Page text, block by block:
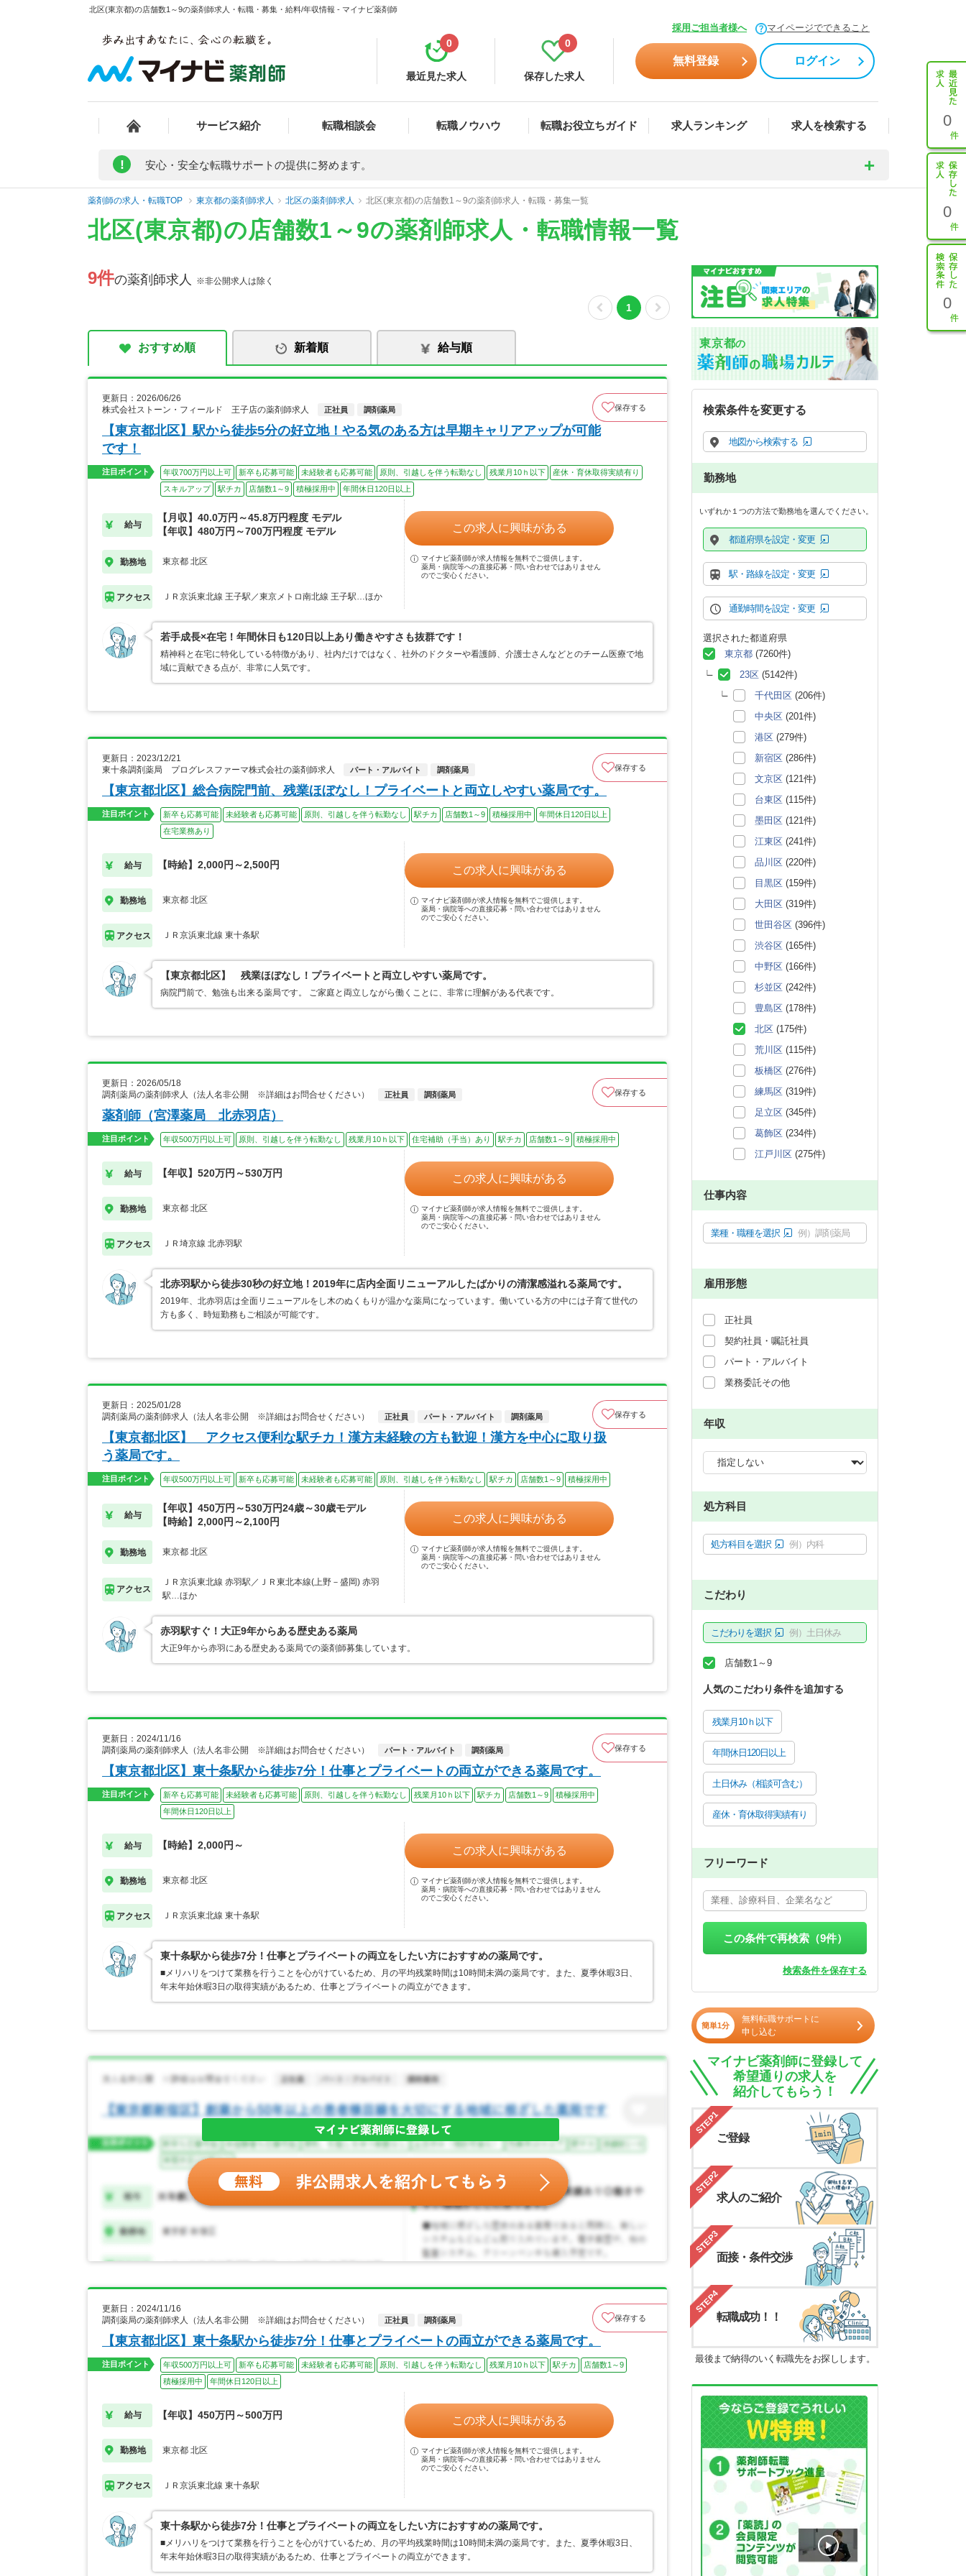
北区(東京都)の店舗数1～9の薬剤師求人・転職・募集・給料/年収情報 - マイナビ薬剤師
採用ご担当者様へ マイページでできること
最近見た求人
0
保存した求人
0
無料登録 ログイン
サービス紹介 転職相談会 転職ノウハウ 転職お役立ちガイド 求人ランキング 求人を検索する 0
0
0
! 安心・安全な転職サポートの提供に努めます。
薬剤師の求人・転職TOP 東京都の薬剤師求人 北区の薬剤師求人 北区(東京都)の店舗数1～9の薬剤師求人・転職・募集一覧
北区(東京都)の店舗数1～9の薬剤師求人・転職情報一覧
9件の薬剤師求人 ※非公開求人は除く
1
おすすめ順 新着順 給与順
更新日：2026/06/26
株式会社ストーン・フィールド 王子店の薬剤師求人
正社員 調剤薬局 保存する
【東京都北区】駅から徒歩5分の好立地！やる気のある方は早期キャリアアップが可能
です！
注目ポイント 年収700万円以上可 新卒も応募可能 未経験者も応募可能 原則、引越しを伴う転勤なし 残業月10ｈ以下
産休・育休取得実績有り
スキルアップ
駅チカ 店舗数1～9 積極採用中 年間休日120日以上
給与
【月収】40.0万円～45.8万円程度 モデル
【年収】480万円～700万円程度 モデル
勤務地 東京都 北区
アクセス ＪＲ京浜東北線 王子駅／東京メトロ南北線 王子駅…ほか
この求人に興味がある
マイナビ薬剤師が求人情報を無料でご提供します。
薬局・病院等への直接応募・問い合わせではありません
のでご安心ください。
若手成長×在宅！年間休日も120日以上あり働きやすさも抜群です！
精神科と在宅に特化している特徴があり、社内だけではなく、社外のドクターや看護師、介護士さんなどとのチーム医療で地
域に貢献できる点が、非常に人気です。
更新日：2023/12/21
東十条調剤薬局 プログレスファーマ株式会社の薬剤師求人
パート・アルバイト 調剤薬局 保存する
【東京都北区】総合病院門前、残業ほぼなし！プライベートと両立しやすい薬局です。
注目ポイント 新卒も応募可能 未経験者も応募可能 原則、引越しを伴う転勤なし 駅チカ 店舗数1～9 積極採用中
年間休日120日以上
在宅業務あり
給与 【時給】2,000円～2,500円
勤務地 東京都 北区
アクセス ＪＲ京浜東北線 東十条駅
この求人に興味がある
マイナビ薬剤師が求人情報を無料でご提供します。
薬局・病院等への直接応募・問い合わせではありません
のでご安心ください。
【東京都北区】 残業ほぼなし！プライベートと両立しやすい薬局です。
病院門前で、勉強も出来る薬局です。 ご家庭と両立しながら働くことに、非常に理解がある代表です。
更新日：2026/05/18
調剤薬局の薬剤師求人（法人名非公開 ※詳細はお問合せください）
正社員 調剤薬局 保存する
薬剤師（宮澤薬局 北赤羽店）
注目ポイント 年収500万円以上可 原則、引越しを伴う転勤なし 残業月10ｈ以下 住宅補助（手当）あり 駅チカ 店舗数1～9 積極採用中
給与 【年収】520万円～530万円
勤務地 東京都 北区
アクセス ＪＲ埼京線 北赤羽駅
この求人に興味がある
マイナビ薬剤師が求人情報を無料でご提供します。
薬局・病院等への直接応募・問い合わせではありません
のでご安心ください。
北赤羽駅から徒歩30秒の好立地！2019年に店内全面リニューアルしたばかりの清潔感溢れる薬局です。
2019年、北赤羽店は全面リニューアルをし木のぬくもりが温かな薬局になっています。働いている方の中には子育て世代の
方も多く、時短勤務もご相談が可能です。
更新日：2025/01/28
調剤薬局の薬剤師求人（法人名非公開 ※詳細はお問合せください）
正社員 パート・アルバイト 調剤薬局 保存する
【東京都北区】 アクセス便利な駅チカ！漢方未経験の方も歓迎！漢方を中心に取り扱
う薬局です。
注目ポイント 年収500万円以上可 新卒も応募可能 未経験者も応募可能 原則、引越しを伴う転勤なし 駅チカ 店舗数1～9 積極採用中
給与
【年収】450万円～530万円24歳～30歳モデル
【時給】2,000円～2,100円
勤務地 東京都 北区
アクセス
ＪＲ京浜東北線 赤羽駅／ＪＲ東北本線(上野－盛岡) 赤羽
駅…ほか
この求人に興味がある
マイナビ薬剤師が求人情報を無料でご提供します。
薬局・病院等への直接応募・問い合わせではありません
のでご安心ください。
赤羽駅すぐ！大正9年からある歴史ある薬局
大正9年から赤羽にある歴史ある薬局での薬剤師募集しています。
更新日：2024/11/16
調剤薬局の薬剤師求人（法人名非公開 ※詳細はお問合せください）
パート・アルバイト 調剤薬局 保存する
【東京都北区】東十条駅から徒歩7分！仕事とプライベートの両立ができる薬局です。
注目ポイント 新卒も応募可能 未経験者も応募可能 原則、引越しを伴う転勤なし 残業月10ｈ以下 駅チカ 店舗数1～9
積極採用中
年間休日120日以上
給与 【時給】2,000円～
勤務地 東京都 北区
アクセス ＪＲ京浜東北線 東十条駅
この求人に興味がある
マイナビ薬剤師が求人情報を無料でご提供します。
薬局・病院等への直接応募・問い合わせではありません
のでご安心ください。
東十条駅から徒歩7分！仕事とプライベートの両立をしたい方におすすめの薬局です。
■メリハリをつけて業務を行うことを心がけているため、月の平均残業時間は10時間未満の薬局です。また、夏季休暇3日、
年末年始休暇3日の取得実績があるため、仕事とプライベートの両立ができます。
更新日：2024/11/16
調剤薬局の薬剤師求人（法人名非公開 ※詳細はお問合せください）
正社員 調剤薬局 保存する
【東京都北区】東十条駅から徒歩7分！仕事とプライベートの両立ができる薬局です。
注目ポイント 年収500万円以上可 新卒も応募可能 未経験者も応募可能 原則、引越しを伴う転勤なし 残業月10ｈ以下 駅チカ
店舗数1～9
積極採用中
年間休日120日以上
給与 【年収】450万円～500万円
勤務地 東京都 北区
アクセス ＪＲ京浜東北線 東十条駅
この求人に興味がある
マイナビ薬剤師が求人情報を無料でご提供します。
薬局・病院等への直接応募・問い合わせではありません
のでご安心ください。
東十条駅から徒歩7分！仕事とプライベートの両立をしたい方におすすめの薬局です。
■メリハリをつけて業務を行うことを心がけているため、月の平均残業時間は10時間未満の薬局です。また、夏季休暇3日、
年末年始休暇3日の取得実績があるため、仕事とプライベートの両立ができます。
東京都の
検索条件を変更する
地図から検索する
勤務地
いずれか１つの方法で勤務地を選んでください。
都道府県を設定・変更
駅・路線を設定・変更
通勤時間を設定・変更
選択された都道府県
東京都 (7260件)
23区 (5142件)
千代田区 (206件)
中央区 (201件)
港区 (279件)
新宿区 (286件)
文京区 (121件)
台東区 (115件)
墨田区 (121件)
江東区 (241件)
品川区 (220件)
目黒区 (159件)
大田区 (319件)
世田谷区 (396件)
渋谷区 (165件)
中野区 (166件)
杉並区 (242件)
豊島区 (178件)
北区 (175件)
荒川区 (115件)
板橋区 (276件)
練馬区 (319件)
足立区 (345件)
葛飾区 (234件)
江戸川区 (275件)
仕事内容
業種・職種を選択 例）調剤薬局
雇用形態
正社員
契約社員・嘱託社員
パート・アルバイト
業務委託その他
年収
処方科目
処方科目を選択 例）内科
こだわり
こだわりを選択 例）土日休み
店舗数1～9
人気のこだわり条件を追加する
残業月10ｈ以下
年間休日120日以上
土日休み（相談可含む）
産休・育休取得実績有り
フリーワード
この条件で再検索（9件）
検索条件を保存する
簡単1分
無料転職サポートに
申し込む
マイナビ薬剤師に登録して
希望通りの求人を
紹介してもらう！
STEP1
ご登録
STEP2
求人のご紹介
STEP3
面接・条件交渉
STEP4
転職成功！！
最後まで納得のいく転職先をお探しします。